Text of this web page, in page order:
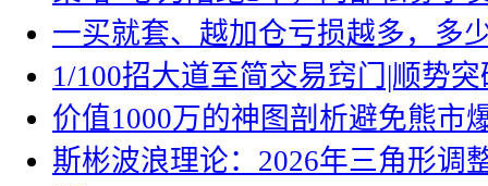
一买就套、越加仓亏损越多，多
1/100招大道至简交易窍门|顺势突
价值1000万的神图剖析避免熊市
斯彬波浪理论：2026年三角形调